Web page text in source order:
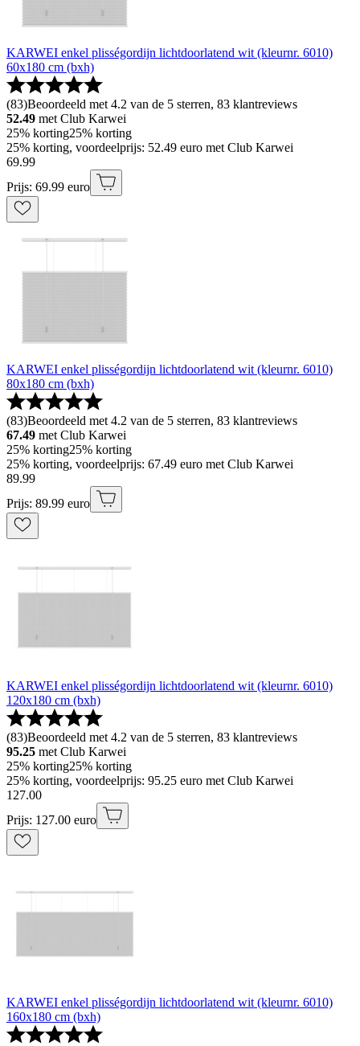
KARWEI enkel plisségordijn lichtdoorlatend wit (kleurnr. 6010)
60x180 cm (bxh)
(83)Beoordeeld met 4.2 van de 5 sterren, 83 klantreviews
52.49 met Club Karwei
25% korting25% korting
25% korting, voordeelprijs: 52.49 euro met Club Karwei
69.99
Prijs: 69.99 euro
KARWEI enkel plisségordijn lichtdoorlatend wit (kleurnr. 6010)
80x180 cm (bxh)
(83)Beoordeeld met 4.2 van de 5 sterren, 83 klantreviews
67.49 met Club Karwei
25% korting25% korting
25% korting, voordeelprijs: 67.49 euro met Club Karwei
89.99
Prijs: 89.99 euro
KARWEI enkel plisségordijn lichtdoorlatend wit (kleurnr. 6010)
120x180 cm (bxh)
(83)Beoordeeld met 4.2 van de 5 sterren, 83 klantreviews
95.25 met Club Karwei
25% korting25% korting
25% korting, voordeelprijs: 95.25 euro met Club Karwei
127.00
Prijs: 127.00 euro
KARWEI enkel plisségordijn lichtdoorlatend wit (kleurnr. 6010)
160x180 cm (bxh)